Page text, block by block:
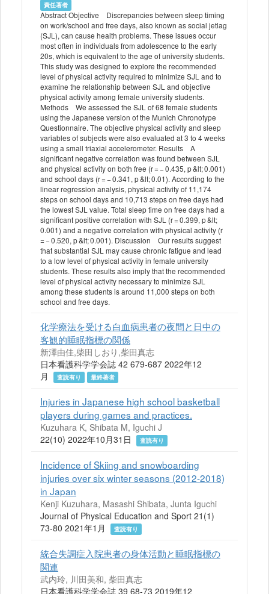
責任著者
Abstract Objective Discrepancies between sleep timing
on work/school and free days, also known as social jetlag
(SJL), can cause health problems. These issues occur
most often in individuals from adolescence to the early
20s, which is equivalent to the age of university students.
This study was designed to explore the recommended
level of physical activity required to minimize SJL and to
examine the relationship between SJL and objective
physical activity among female university students.
Methods We assessed the SJL of 68 female students
using the Japanese version of the Munich Chronotype
Questionnaire. The objective physical activity and sleep
variables of subjects were also evaluated at 3 to 4 weeks
using a small triaxial accelerometer. Results A
significant negative correlation was found between SJL
and physical activity on both free (r = − 0.435, p &lt; 0.001)
and school days (r = − 0.341, p &lt; 0.01). According to the
linear regression analysis, physical activity of 11,174
steps on school days and 10,713 steps on free days had
the lowest SJL value. Total sleep time on free days had a
significant positive correlation with SJL (r = 0.399, p &lt;
0.001) and a negative correlation with physical activity (r
= − 0.520, p &lt; 0.001). Discussion Our results suggest
that substantial SJL may cause chronic fatigue and lead
to a low level of physical activity in female university
students. These results also imply that the recommended
level of physical activity necessary to minimize SJL
among these students is around 11,000 steps on both
school and free days.
化学療法を受ける白血病患者の夜間と日中の
客観的睡眠指標の関係
新澤由佳,柴田しおり,柴田真志
日本看護科学学会誌 42 679-687 2022年12
月
査読有り 最終著者
Injuries in Japanese high school basketball
players during games and practices.
Kuzuhara K, Shibata M, Iguchi J
22(10) 2022年10月31日
査読有り
Incidence of Skiing and snowboarding
injuries over six winter seasons (2012-2018)
in Japan
Kenji Kuzuhara, Masashi Shibata, Junta Iguchi
Journal of Physical Education and Sport 21(1)
73-80 2021年1月
査読有り
統合失調症入院患者の身体活動と睡眠指標の
関連
武内玲, 川田美和, 柴田真志
日本看護科学学会誌 39 68-73 2019年12